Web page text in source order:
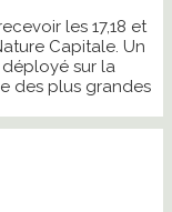
les 17,18 et
Capitale. Un
sur la
des plus grandes